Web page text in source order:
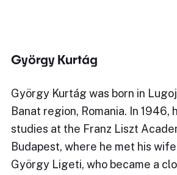
György Kurtág
György Kurtág was born in
Banat region, Romania. In 1946,
studies at the Franz Liszt
Budapest, where he met his
György Ligeti, who became a